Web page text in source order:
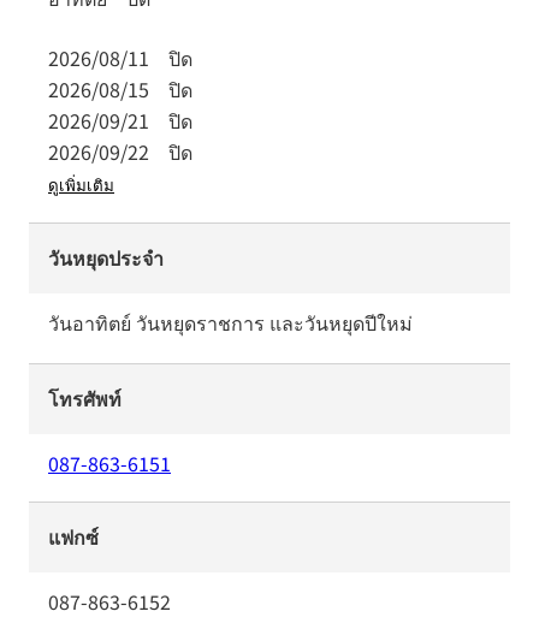
2026/08/11 ปิด
2026/08/15 ปิด
2026/09/21 ปิด
2026/09/22 ปิด
ดูเพิ่มเติม
วันหยุดประจำ
วันอาทิตย์ วันหยุดราชการ และวันหยุดปีใหม่
โทรศัพท์
087-863-6151
แฟกซ์
087-863-6152